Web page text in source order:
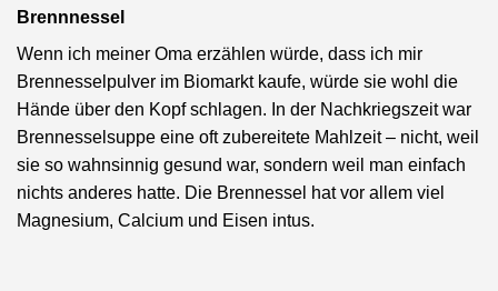
Brennnessel
Wenn ich meiner Oma erzählen würde, dass ich mir
Brennesselpulver im Biomarkt kaufe, würde sie wohl die
Hände über den Kopf schlagen. In der Nachkriegszeit war
Brennesselsuppe eine oft zubereitete Mahlzeit – nicht, weil
sie so wahnsinnig gesund war, sondern weil man einfach
nichts anderes hatte. Die Brennessel hat vor allem viel
Magnesium, Calcium und Eisen intus.